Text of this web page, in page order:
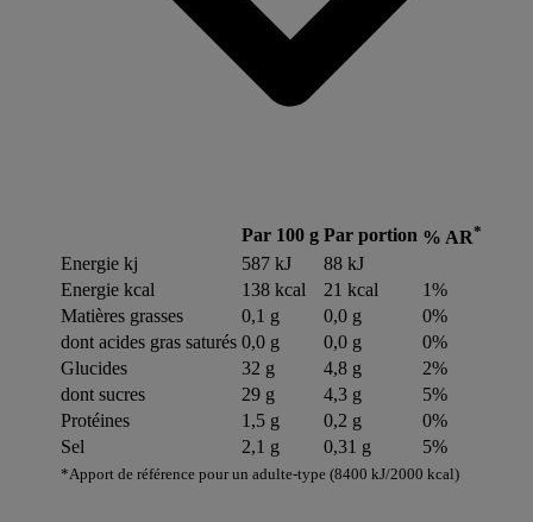
Par 100 g Par portion % AR*
*Apport de référence pour un adulte-type (8400 kJ/2000 kcal)
Energie kj 587 kJ
88 kJ
Energie kcal
138 kcal 21 kcal
1%
Matières grasses
0,1 g 0,0 g
0%
dont acides gras saturés 0,0 g 0,0 g
0%
Glucides
32 g 4,8 g
2%
dont sucres
29 g 4,3 g
5%
Protéines
1,5 g 0,2 g
0%
Sel
2,1 g 0,31 g 5%